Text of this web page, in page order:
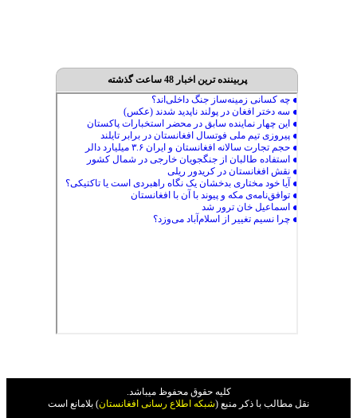
پربیننده ترین اخبار 48 ساعت گذشته
کليه حقوق محفوظ ميباشد.
نقل مطالب با ذکر منبع (شبکه اطلاع رسانی افغانستان) بلامانع است